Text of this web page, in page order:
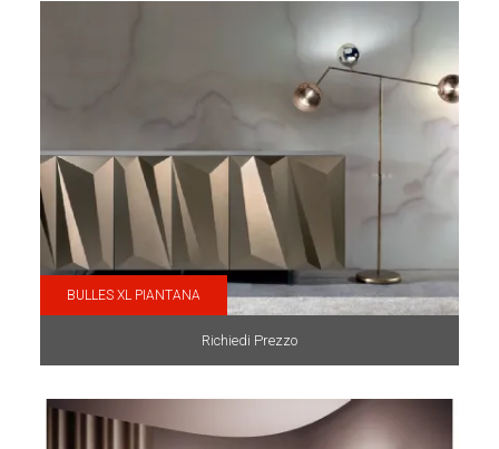
BULLES XL PIANTANA
Richiedi Prezzo